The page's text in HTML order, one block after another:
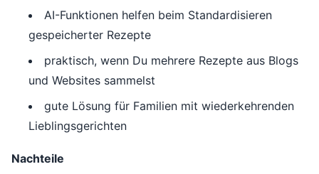
AI-Funktionen helfen beim Standardisieren
gespeicherter Rezepte
praktisch, wenn Du mehrere Rezepte aus Blogs
und Websites sammelst
gute Lösung für Familien mit wiederkehrenden
Lieblingsgerichten
Nachteile